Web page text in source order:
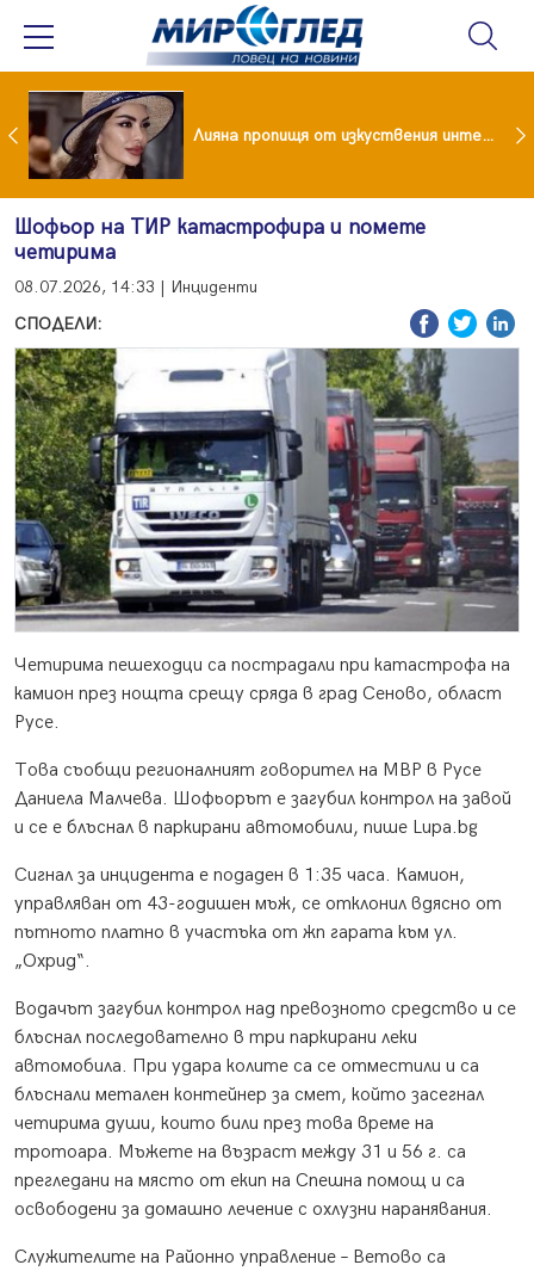
Популярен риалити герой заряза жена си заради друга Лияна пропищя от изкуствения интелект
Шофьор на ТИР катастрофира и помете
четирима
08.07.2026, 14:33 | Инциденти
СПОДЕЛИ:
Четирима пешеходци са пострадали при катастрофа на
камион през нощта срещу сряда в град Сеново, област
Русе.
Това съобщи регионалният говорител на МВР в Русе
Даниела Малчева. Шофьорът е загубил контрол на завой
и се е блъснал в паркирани автомобили, пише Lupa.bg
Сигнал за инцидента е подаден в 1:35 часа. Камион,
управляван от 43-годишен мъж, се отклонил вдясно от
пътното платно в участъка от жп гарата към ул.
„Охрид“.
Водачът загубил контрол над превозното средство и се
блъснал последователно в три паркирани леки
автомобила. При удара колите са се отместили и са
блъснали метален контейнер за смет, който засегнал
четирима души, които били през това време на
тротоара. Мъжете на възраст между 31 и 56 г. са
прегледани на място от екип на Спешна помощ и са
освободени за домашно лечение с охлузни наранявания.
Служителите на Районно управление – Ветово са